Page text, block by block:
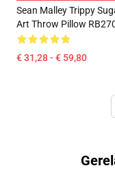
Sean Malley Trippy
Art Throw Pillow
€ 31,28 - € 59,80